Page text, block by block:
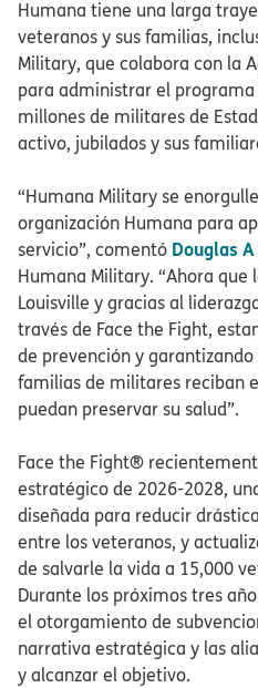
Humana tiene una larga
veteranos y sus familias,
Military, que colabora con la
para administrar el programa
millones de militares de
activo, jubilados y sus
“Humana Military se
organización Humana para
servicio”, comentó Douglas
Humana Military. “Ahora que
Louisville y gracias al
través de Face the Fight,
de prevención y
familias de militares reciban
puedan preservar su salud”.​​
Face the Fight®
estratégico de 2026-2028,
diseñada para reducir
entre los veteranos, y
de salvarle la vida a 15,000
Durante los próximos tres
el otorgamiento de
narrativa estratégica y las
y alcanzar el objetivo.​​